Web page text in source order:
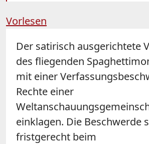
Vorlesen
Der satirisch ausgerichtete
des fliegenden
mit einer
Rechte einer
einklagen. Die Beschwerde
fristgerecht beim